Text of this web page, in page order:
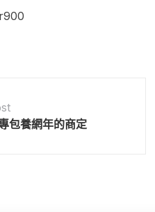
包養網年的商定